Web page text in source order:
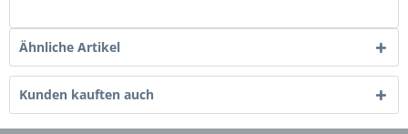
Ähnliche Artikel
Kunden kauften auch